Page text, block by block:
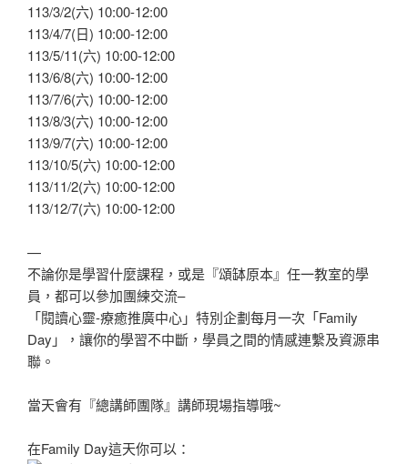
113/3/2(六) 10:00-12:00
113/4/7(日) 10:00-12:00
113/5/11(六) 10:00-12:00
113/6/8(六) 10:00-12:00
113/7/6(六) 10:00-12:00
113/8/3(六) 10:00-12:00
113/9/7(六) 10:00-12:00
113/10/5(六) 10:00-12:00
113/11/2(六) 10:00-12:00
113/12/7(六) 10:00-12:00
—
不論你是學習什麼課程，或是『頌缽原本』任一教室的學
員，都可以參加團練交流–
「閱讀心靈-療癒推廣中心」特別企劃每月一次「Family
Day」，讓你的學習不中斷，學員之間的情感連繫及資源串
聯。
當天會有『總講師團隊』講師現場指導哦~
在Family Day這天你可以：